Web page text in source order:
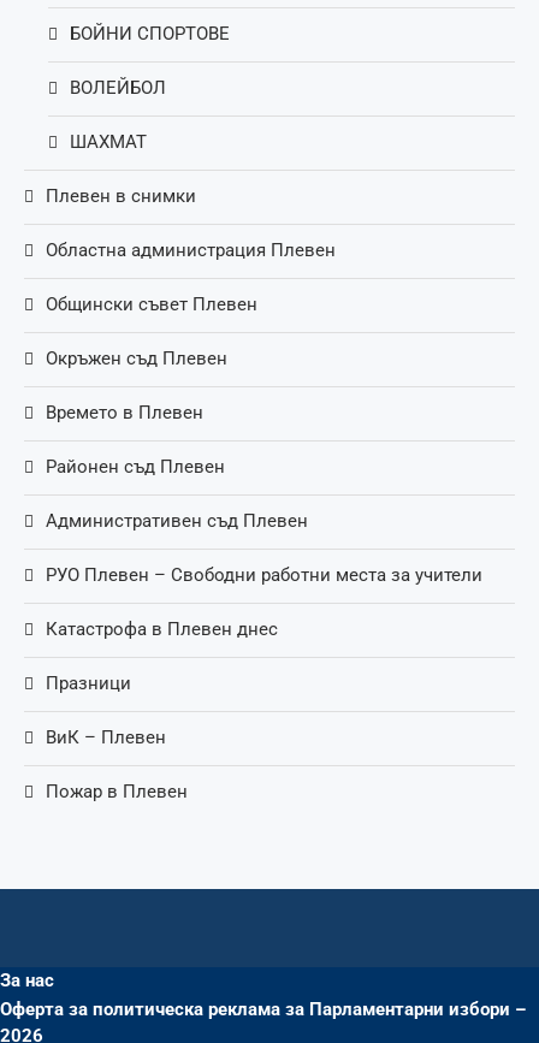
БОЙНИ СПОРТОВЕ
ВОЛЕЙБОЛ
ШАХМАТ
Плевен в снимки
Областна администрация Плевен
Общински съвет Плевен
Окръжен съд Плевен
Времето в Плевен
Районен съд Плевен
Административен съд Плевен
РУО Плевен – Свободни работни места за учители
Катастрофа в Плевен днес
Празници
ВиК – Плевен
Пожар в Плевен
За нас
Оферта за политическа реклама за Парламентарни избори –
2026